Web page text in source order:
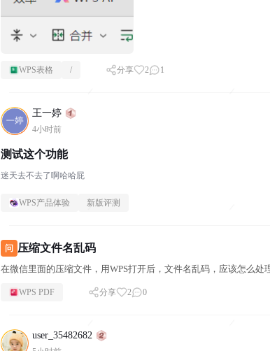
WPS表格 / 分享 2 1
王一婷
4小时前
测试这个功能
迷天去不去了啊哈哈屁
WPS产品体验 新版评测
问 压缩文件名乱码
在微信里面的压缩文件，用WPS打开后，文件名乱码，应该怎么处
WPS PDF 分享 2 0
user_35482682